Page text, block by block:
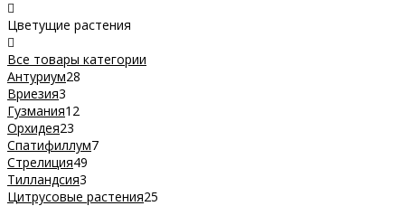
Цветущие растения
Все товары категории
Антуриум28
Вриезия3
Гузмания12
Орхидея23
Спатифиллум7
Стрелиция49
Тилландсия3
Цитрусовые растения25